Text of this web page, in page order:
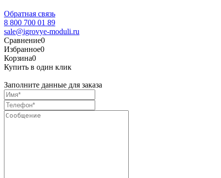
Обратная связь
8 800 700 01 89
sale@igrovye-moduli.ru
Сравнение0
Избранное0
Корзина0
Купить в один клик
Заполните данные для заказа